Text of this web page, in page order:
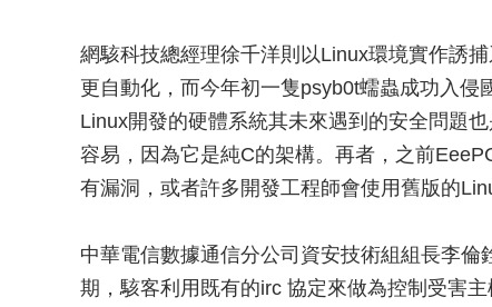
網駭科技總經理徐千洋則以Linux環境實作誘
更自動化，而今年初一隻psyb0t蠕蟲成功入
Linux開發的硬體系統其未來遇到的安全問題
容易，因為它是純C的架構。再者，之前
有漏洞，或者許多開發工程師會使用舊版的
中華電信數據通信分公司資安技術組組長李
期，駭客利用既有的irc 協定來做為控制受害